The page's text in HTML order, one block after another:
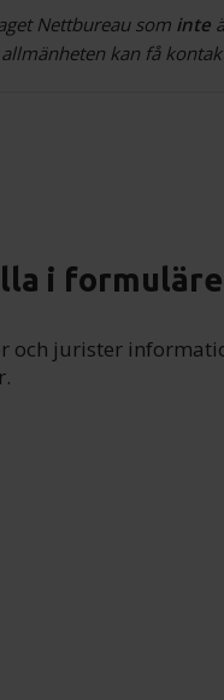
Nettbureau som inte
kan få
i
och jurister